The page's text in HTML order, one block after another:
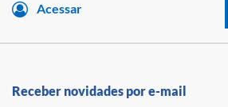
Acessar
Receber novidades por e-mail